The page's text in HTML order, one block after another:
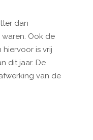
dan
Ook de
is vrij
dit jaar. De
van de